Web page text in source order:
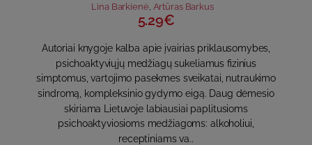
Lina Barkienė Artūras Barkus
5.29€
Autoriai knygoje kalba apie įvairias priklausomybes,
psichoaktyviųjų medžiagų sukeliamus fizinius
simptomus, vartojimo pasekmes sveikatai, nutraukimo
sindromą, kompleksinio gydymo eigą. Daug dėmesio
skiriama Lietuvoje labiausiai paplitusioms
psichoaktyviosioms medžiagoms: alkoholiui,
receptiniams va..